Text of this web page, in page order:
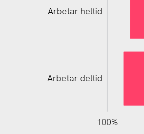
Arbetar heltid/deltid
Arbetar heltid
Arbetar deltid
150%
50%
200%
100%
150%
200%